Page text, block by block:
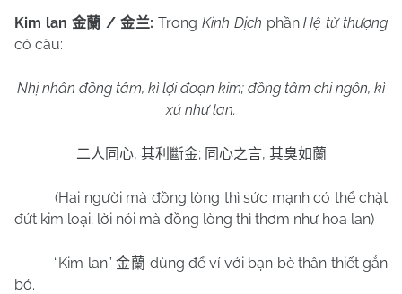
Kim lan 金蘭 / 金兰:TrongKinh Dịch phầnHệ từ thượng
có câu:
Nhị nhân đồng tâm, kì lợi đoạn kim; đồng tâm chi ngôn, kì
xú như lan.
二人同心, 其利斷金; 同心之言, 其臭如蘭
(Hai người mà đồng lòng thì sức mạnh có thể chặt
đứt kim loại; lời nói mà đồng lòng thì thơm như hoa lan)
“Kim lan”金蘭 dùng để ví với bạn bè thân thiết gắn
bó.